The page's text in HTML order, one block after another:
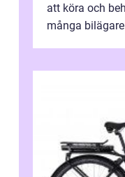
att köra och
många